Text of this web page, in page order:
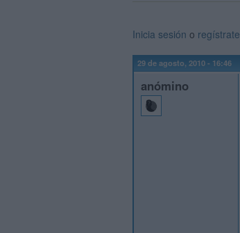
Inicia sesión o regístrate
29 de agosto, 2010 - 16:46
anómino